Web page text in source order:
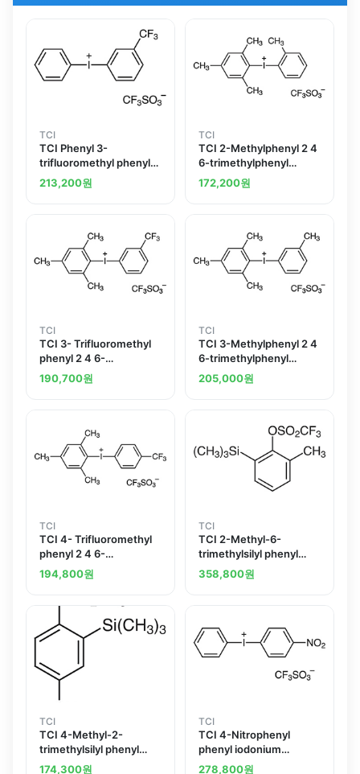
TCI
TCI Phenyl 3-
trifluoromethyl phenyl
iodonium
Trifluoromethanesulfonate
213,200원
TCI
TCI 2-Methylphenyl 2 4
6-trimethylphenyl
iodonium
Trifluoromethanesulfonate
172,200원
TCI
TCI 3- Trifluoromethyl
phenyl 2 4 6-
trimethylphenyl
iodonium
190,700원
TCI
TCI 3-Methylphenyl 2 4
6-trimethylphenyl
iodonium
Trifluoromethanesulfonate
205,000원
TCI
TCI 4- Trifluoromethyl
phenyl 2 4 6-
trimethylphenyl
iodonium
194,800원
TCI
TCI 2-Methyl-6-
trimethylsilyl phenyl
Trifluoromethanesulfonate
358,800원
TCI
TCI 4-Methyl-2-
trimethylsilyl phenyl
Trifluoromethanesulfonate
174,300원
TCI
TCI 4-Nitrophenyl
phenyl iodonium
Trifluoromethanesulfonate
278,800원